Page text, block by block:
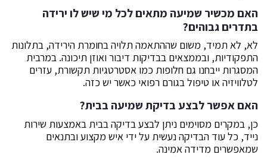
האם מכשיר שמיעה מתאים לכל מי שיש לו ירידה
בתדרים גבוהים?
לא, לא תמיד, משום שההתאמה תלויה בחומרת הירידה, בתלונות
התפקודיות, ובממצאים בבדיקות דיבור ואוזן תיכונה. במרבית
המסגרות ייבחנו גם חלופות כמו אסטרטגיות תקשורת, עזרים
לטלוויזיה או טיפול בגורם רפואי כאשר יש כזה.
האם אפשר לבצע בדיקת שמיעה בבית?
כן, במקרים מסוימים ניתן לבצע בדיקה בבית באמצעות שירות
נייד, כל עוד הבדיקה נעשית על ידי איש מקצוע ובתנאים
שמאפשרים מדידה אמינה.